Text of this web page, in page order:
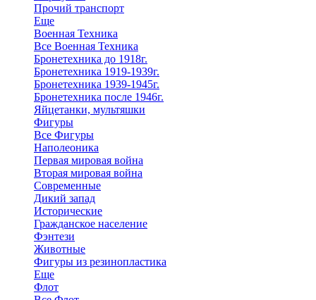
Прочий транспорт
Еще
Военная Техника
Все Военная Техника
Бронетехника до 1918г.
Бронетехника 1919-1939г.
Бронетехника 1939-1945г.
Бронетехника после 1946г.
Яйцетанки, мультяшки
Фигуры
Все Фигуры
Наполеоника
Первая мировая война
Вторая мировая война
Современные
Дикий запад
Исторические
Гражданское население
Фэнтези
Животные
Фигуры из резинопластика
Еще
Флот